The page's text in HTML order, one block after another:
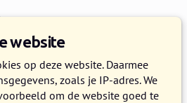
website
op deze website. Daarmee
zoals je IP-adres. We
om de website goed te
LEZEN